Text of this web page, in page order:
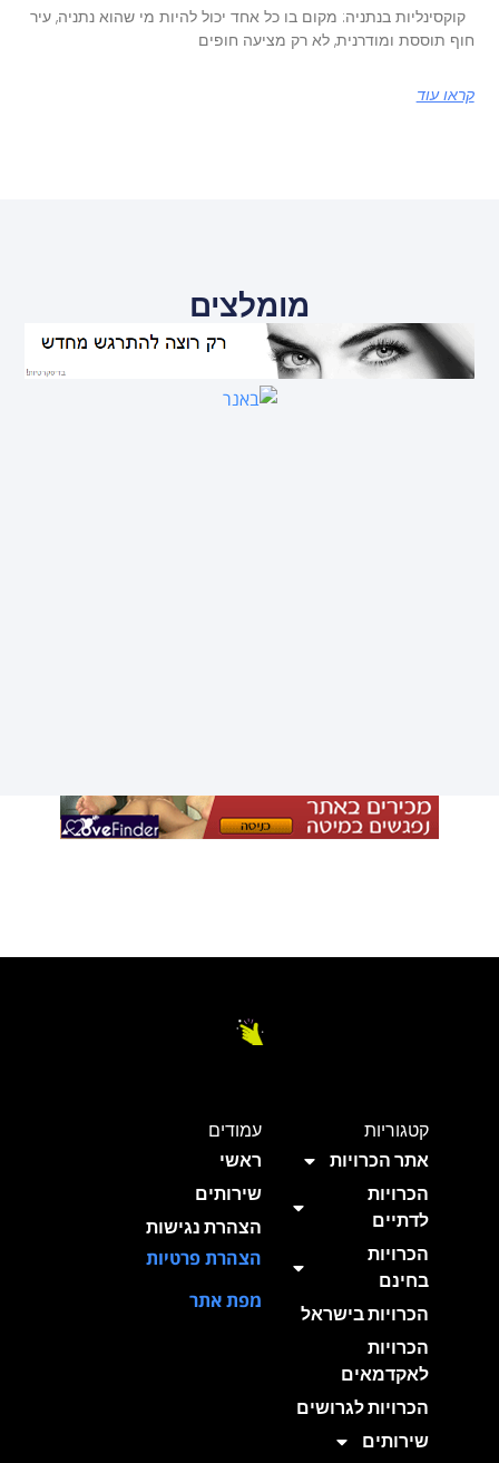
קוקסינליות בנתניה: מקום בו כל אחד יכול להיות מי שהוא נתניה, עיר
חוף תוססת ומודרנית, לא רק מציעה חופים
קראו עוד
מומלצים
קטגוריות
אתר הכרויות
הכרויות
לדתיים
הכרויות
בחינם
הכרויות בישראל
הכרויות
לאקדמאים
הכרויות לגרושים
שירותים
עמודים
ראשי
שירותים
הצהרת נגישות
הצהרת פרטיות
מפת אתר